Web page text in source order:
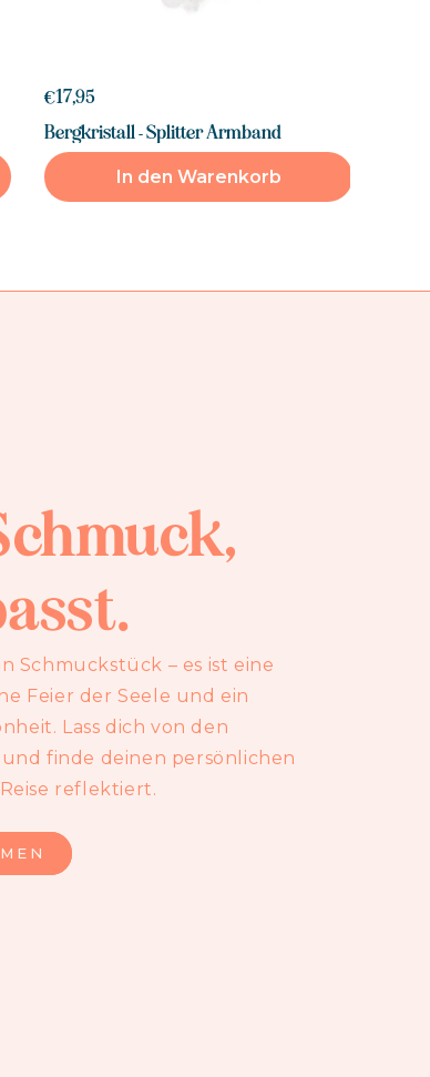
€17,95
Bergkristall - Splitter Armband
In den Warenkorb
Schmuckstück – es ist eine
Feier der Seele und ein
Lass dich von den
finde deinen persönlichen
reflektiert.